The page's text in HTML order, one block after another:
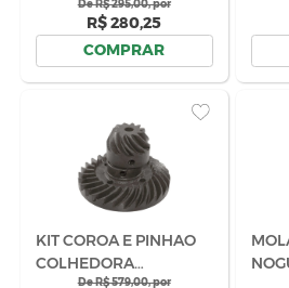
EIXO DO CILINDRO
DENTADO MOVEL
NOGUEIRA CÓD
02.049270
De R$ 199,00, por
R$ 189,05
COMPRAR